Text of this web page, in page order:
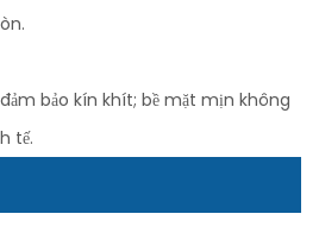
bảo kín khít; bề mặt mịn không
tế.